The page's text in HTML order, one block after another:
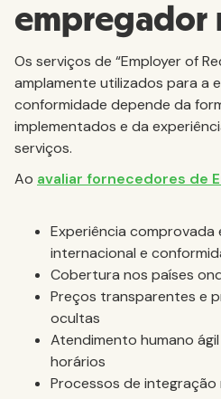
empregador
Os serviços de “Employer of
amplamente utilizados para a
conformidade depende da
implementados e da
serviços.
Ao avaliar fornecedores de
Experiência comprovada
internacional e
Cobertura nos países
Preços transparentes e
ocultas
Atendimento humano
horários
Processos de